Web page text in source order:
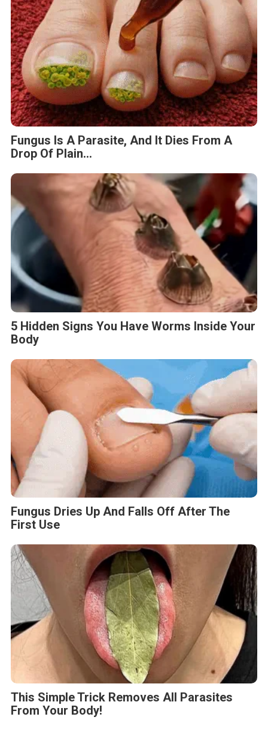
Fungus Is A Parasite, And It Dies From A
Drop Of Plain...
5 Hidden Signs You Have Worms Inside Your
Body
Fungus Dries Up And Falls Off After The
First Use
This Simple Trick Removes All Parasites
From Your Body!